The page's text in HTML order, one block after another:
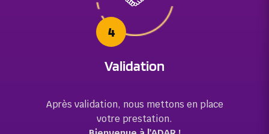
4
Validation
Après validation, nous mettons en place
votre prestation.